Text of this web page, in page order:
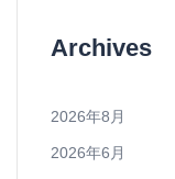
Archives
2026年8月
2026年6月